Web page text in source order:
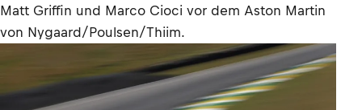
Matt Griffin und Marco Cioci vor dem Aston Martin
von Nygaard/Poulsen/Thiim.